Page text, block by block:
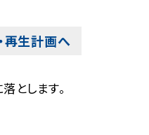
再生計画へ
とします。